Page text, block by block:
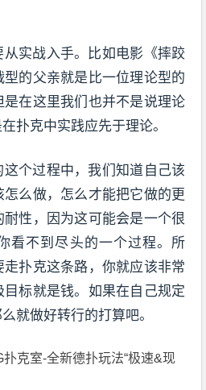
实战入手。比如电影《摔跤
的父亲就是比一位理论型的
在这里我们也并不是说理论
扑克中实践应先于理论。
个过程中，我们知道自己该
么做，怎么才能把它做的更
性，因为这可能会是一个很
看不到尽头的一个过程。所
扑克这条路，你就应该非常
标就是钱。如果在自己规定
就做好转行的打算吧。
克室-全新德扑玩法“极速&现